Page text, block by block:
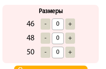
Размеры
46 - +
48 - +
50 - +